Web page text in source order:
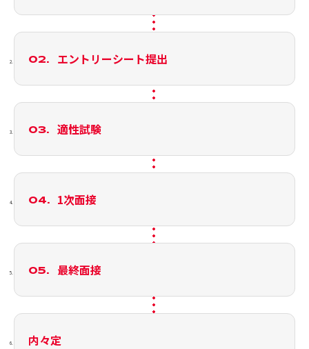
エントリーシート提出
適性試験
1次面接
最終面接
内々定